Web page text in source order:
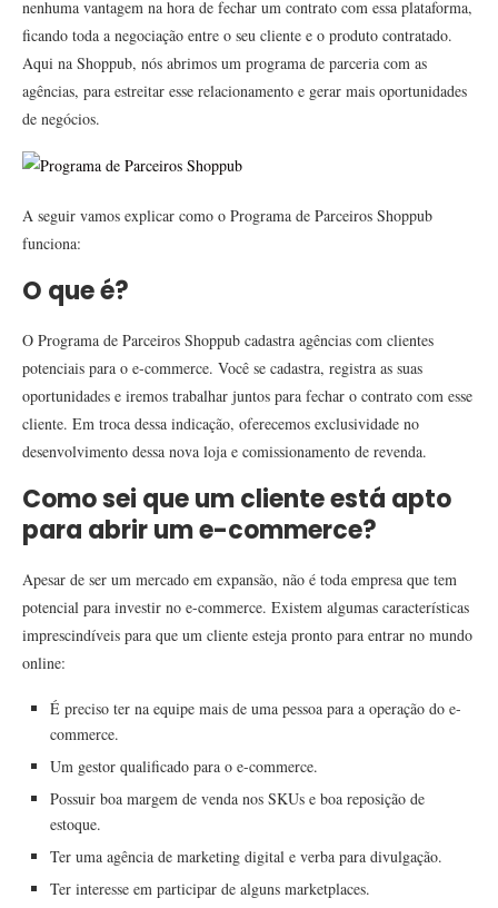
nenhuma vantagem na hora de fechar um contrato com essa plataforma,
ficando toda a negociação entre o seu cliente e o produto contratado.
Aqui na Shoppub, nós abrimos um programa de parceria com as
agências, para estreitar esse relacionamento e gerar mais oportunidades
de negócios.
A seguir vamos explicar como o Programa de Parceiros Shoppub
funciona:
O que é?
O Programa de Parceiros Shoppub cadastra agências com clientes
potenciais para o e-commerce. Você se cadastra, registra as suas
oportunidades e iremos trabalhar juntos para fechar o contrato com esse
cliente. Em troca dessa indicação, oferecemos exclusividade no
desenvolvimento dessa nova loja e comissionamento de revenda.
Como sei que um cliente está apto
para abrir um e-commerce?
Apesar de ser um mercado em expansão, não é toda empresa que tem
potencial para investir no e-commerce. Existem algumas características
imprescindíveis para que um cliente esteja pronto para entrar no mundo
online:
É preciso ter na equipe mais de uma pessoa para a operação do e-
commerce.
Um gestor qualificado para o e-commerce.
Possuir boa margem de venda nos SKUs e boa reposição de
estoque.
Ter uma agência de marketing digital e verba para divulgação.
Ter interesse em participar de alguns marketplaces.